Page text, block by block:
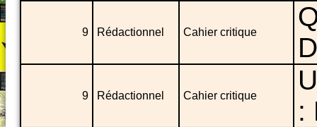
9 Rédactionnel Cahier critique
9 Rédactionnel Cahier critique
: